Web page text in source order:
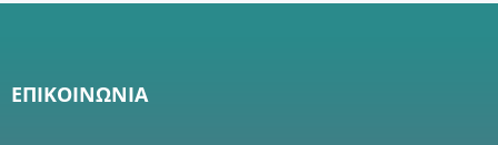
ΕΠΙΚΟΙΝΩΝΙΑ